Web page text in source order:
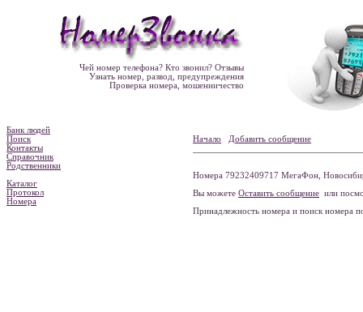
Чей номер телефона? Кто звонил? Отзывы
Узнать номер, развод, предупреждения
Проверка номера, мошенничество
Банк людей
Поиск
Контакты
Справочник
Родственники
Каталог
Протокол
Номера
Начало Добавить сообщение
Номера 79232409717 МегаФон,
Вы можете Оставить сообщение или
Принадлежность номера и поиск номера